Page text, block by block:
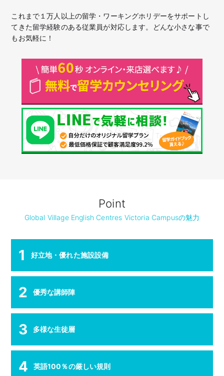
これまで１万人以上の留学・ワーキングホリデーをサポートし
てきた留学経験のある従業員が対応します。どんな小さな事で
もお気軽に！
Point
Global Village English Centres Victoria Campusの魅力
1 好立地・優れた施設設備
2 優秀な講師陣
3 多様な生徒層
4 英語100％の厳しい規則